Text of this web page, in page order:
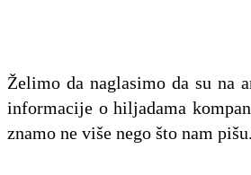
Želimo da naglasimo da su na
informacije o hiljadama
znamo ne više nego što nam pišu.